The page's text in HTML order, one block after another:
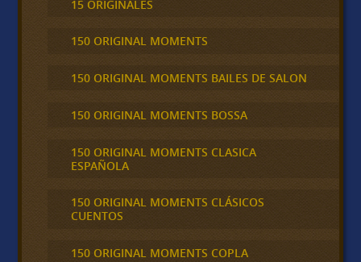
15 ORIGINALES
150 ORIGINAL MOMENTS
150 ORIGINAL MOMENTS BAILES DE SALON
150 ORIGINAL MOMENTS BOSSA
150 ORIGINAL MOMENTS CLASICA
ESPAÑOLA
150 ORIGINAL MOMENTS CLÁSICOS
CUENTOS
150 ORIGINAL MOMENTS COPLA